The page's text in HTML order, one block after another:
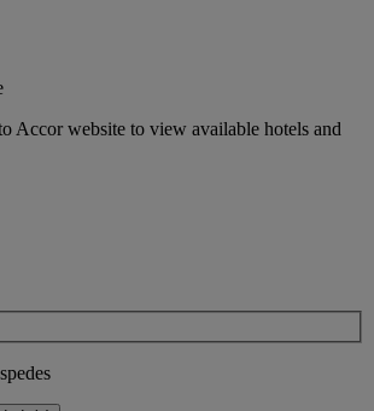
Accor website to view available hotels and